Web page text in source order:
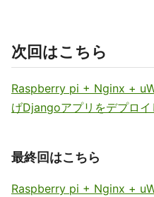
次回はこちら
Raspberry pi + Nginx +
げDjangoアプリをデプロ
最終回はこちら
Raspberry pi + Nginx +